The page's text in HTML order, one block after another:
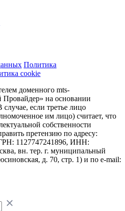
Политика
cookie
доменного mts-
на основании
если третье лицо
им лицо) считает, что
собственности
претензию по адресу:
1127747241896, ИНН:
вн. тер. г. муниципальный
д. 70, стр. 1) и по e-mail: